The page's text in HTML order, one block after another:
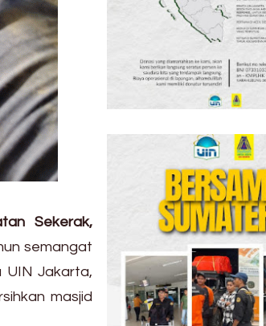
Sekerak,
semangat
UIN Jakarta,
masjid